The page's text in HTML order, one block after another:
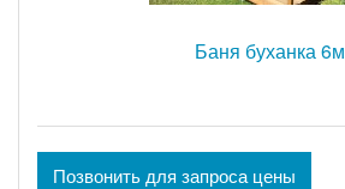
Баня буханка 6м
Позвонить для запроса цены